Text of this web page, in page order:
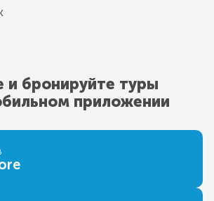
и бронируйте туры
приложении